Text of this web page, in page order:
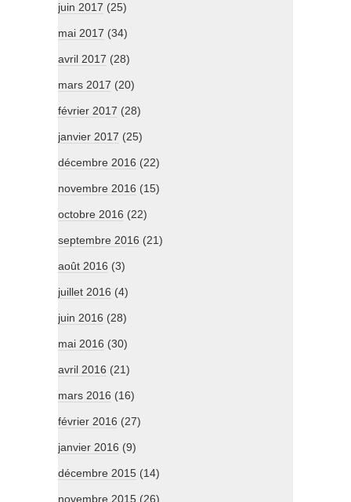
juin 2017 (25)
mai 2017 (34)
avril 2017 (28)
mars 2017 (20)
février 2017 (28)
janvier 2017 (25)
décembre 2016 (22)
novembre 2016 (15)
octobre 2016 (22)
septembre 2016 (21)
août 2016 (3)
juillet 2016 (4)
juin 2016 (28)
mai 2016 (30)
avril 2016 (21)
mars 2016 (16)
février 2016 (27)
janvier 2016 (9)
décembre 2015 (14)
novembre 2015 (26)